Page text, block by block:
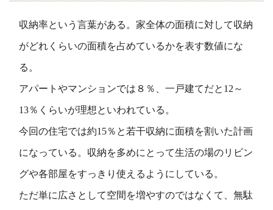
収納率という言葉がある。家全体の面積に対して収納
がどれくらいの面積を占めているかを表す数値にな
る。
アパートやマンションでは８％、一戸建てだと12～
13％くらいが理想といわれている。
今回の住宅では約15％と若干収納に面積を割いた計画
になっている。収納を多めにとって生活の場のリビン
グや各部屋をすっきり使えるようにしている。
ただ単に広さとして空間を増やすのではなくて、無駄